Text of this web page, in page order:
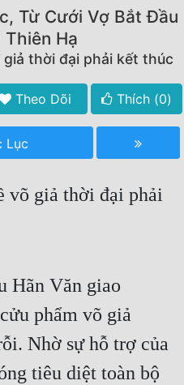
Từ Cưới Vợ Bắt Đầu
Thiên Hạ
thời đại phải kết thúc
Theo Dõi Thích (0)
Lục
võ giả thời đại phải
Hãn Văn giao
phẩm võ giả
Nhờ sự hỗ trợ của
tiêu diệt toàn bộ